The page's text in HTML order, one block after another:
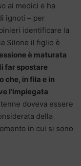
ai medici e ha
ignoti – per
identificare la
Silone il figlio è
è maturata
far spostare
che, in fila e in
l’impiegata
doveva essere
della
in cui si sono